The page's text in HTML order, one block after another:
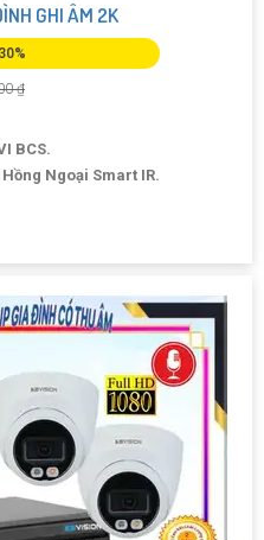
GHI ÂM 2K
₫
BCS.
Ngoại Smart IR.